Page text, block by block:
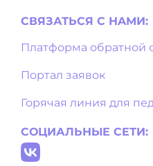
СВЯЗАТЬСЯ С НAМИ:
Платформа обратной
Портал заявок
Горячая линия для
СОЦИАЛЬНЫЕ СЕТИ: